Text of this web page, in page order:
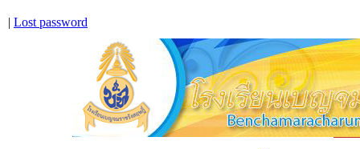
| Lost password